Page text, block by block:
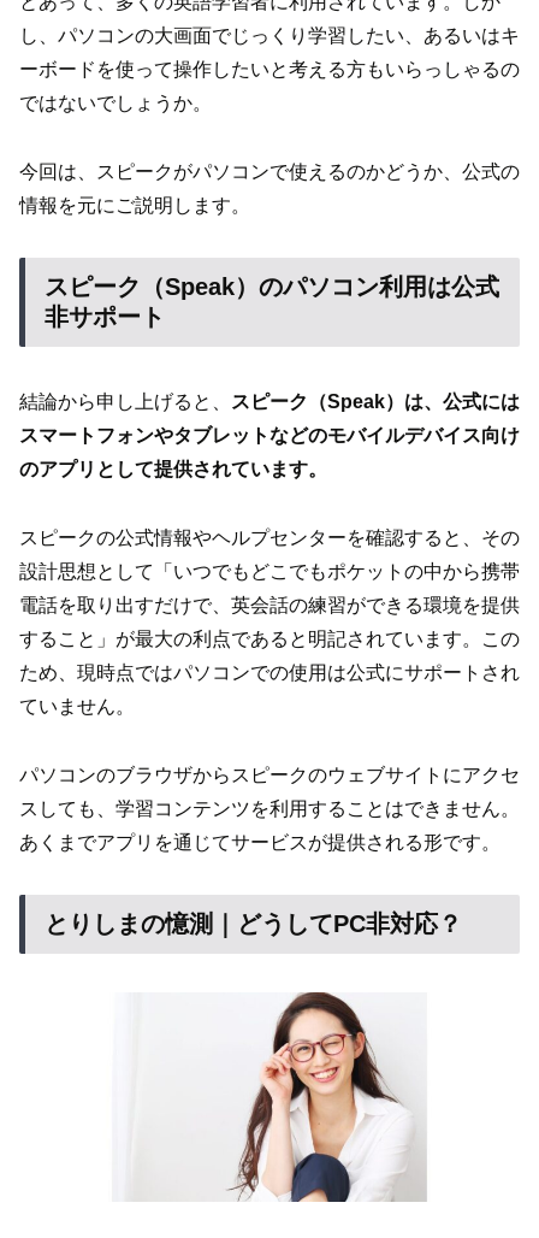
し、パソコンの大画面でじっくり学習したい、あるいはキ
ーボードを使って操作したいと考える方もいらっしゃるの
ではないでしょうか。
今回は、スピークがパソコンで使えるのかどうか、公式の
情報を元にご説明します。
スピーク（Speak）のパソコン利用は公式
非サポート
結論から申し上げると、
スピーク（Speak）は、公式には
スマートフォンやタブレットなどのモバイルデバイス向け
のアプリとして提供されています。
スピークの公式情報やヘルプセンターを確認すると、その
設計思想として「いつでもどこでもポケットの中から携帯
電話を取り出すだけで、英会話の練習ができる環境を提供
すること」が最大の利点であると明記されています。この
ため、現時点ではパソコンでの使用は公式にサポートされ
ていません。
パソコンのブラウザからスピークのウェブサイトにアクセ
スしても、学習コンテンツを利用することはできません。
あくまでアプリを通じてサービスが提供される形です。
とりしまの憶測｜どうしてPC非対応？